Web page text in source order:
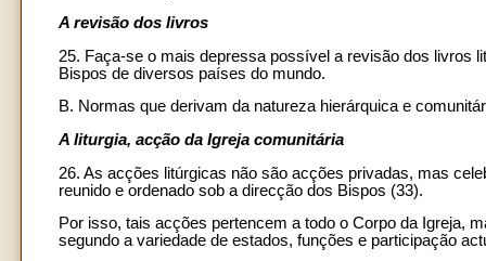
A revisão dos livros
25. Faça-se o mais depressa possível a revisão dos livros
Bispos de diversos países do mundo.
B. Normas que derivam da natureza hierárquica e
A liturgia, acção da Igreja comunitária
26. As acções litúrgicas não são acções privadas, mas
reunido e ordenado sob a direcção dos Bispos (33).
Por isso, tais acções pertencem a todo o Corpo da Igreja,
segundo a variedade de estados, funções e participação